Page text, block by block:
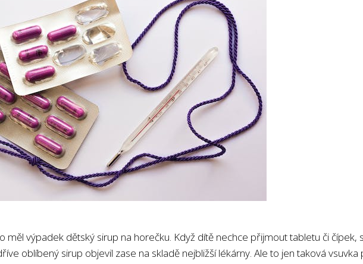
měl výpadek dětský sirup na horečku. Když dítě nechce přijmout tabletu či čípek,
oblíbený sirup objevil zase na skladě nejbližší lékárny. Ale to jen taková